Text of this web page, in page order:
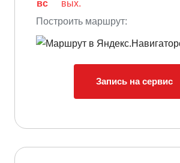
вс
вых.
Построить маршрут:
Запись на сервис